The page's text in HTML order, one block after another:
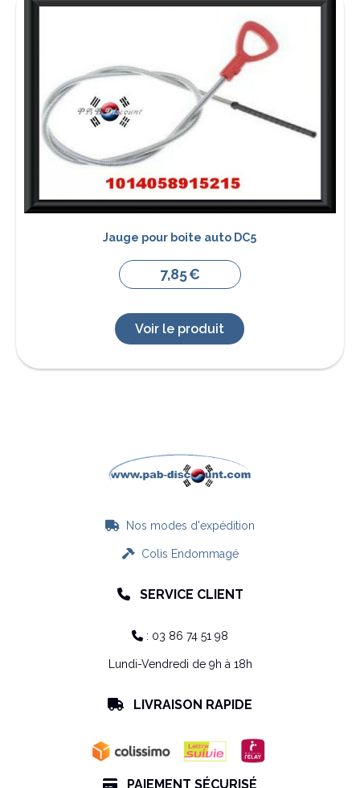
Jauge pour boite auto DC5
7,85€
Voir le produit
 Nos modes d'expédition
Colis Endommagé
 SERVICE CLIENT
 : 03 86 74 51 98
Lundi-Vendredi de 9h à 18h
 LIVRAISON RAPIDE
 PAIEMENT SÉCURISÉ